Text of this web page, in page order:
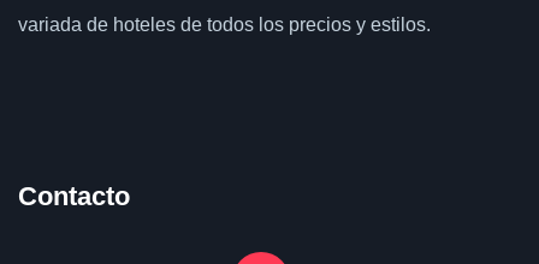
variada de hoteles de todos los precios y estilos.
Contacto